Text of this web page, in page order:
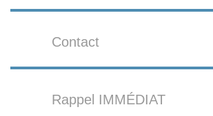
Contact
Rappel IMMÉDIAT